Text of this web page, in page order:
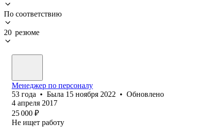
По соответствию
20 резюме
Менеджер по персоналу
53 года • Была 15 ноября 2022 • Обновлено
4 апреля 2017
25 000 ₽
Не ищет работу